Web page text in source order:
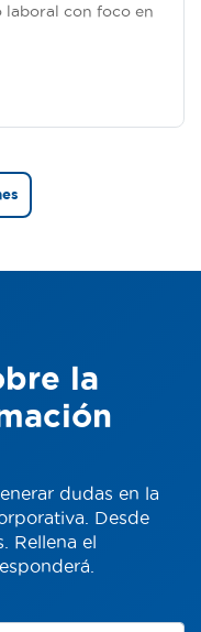
laboral con foco en
la
dudas en la
Desde
Rellena el